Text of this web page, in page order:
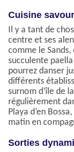
Cuisine
Il y a tant de
centre et ses
comme le
succulente
pourrez danser
différents
surnom d’île de
régulièrement
Playa d’en
matin en
Sorties